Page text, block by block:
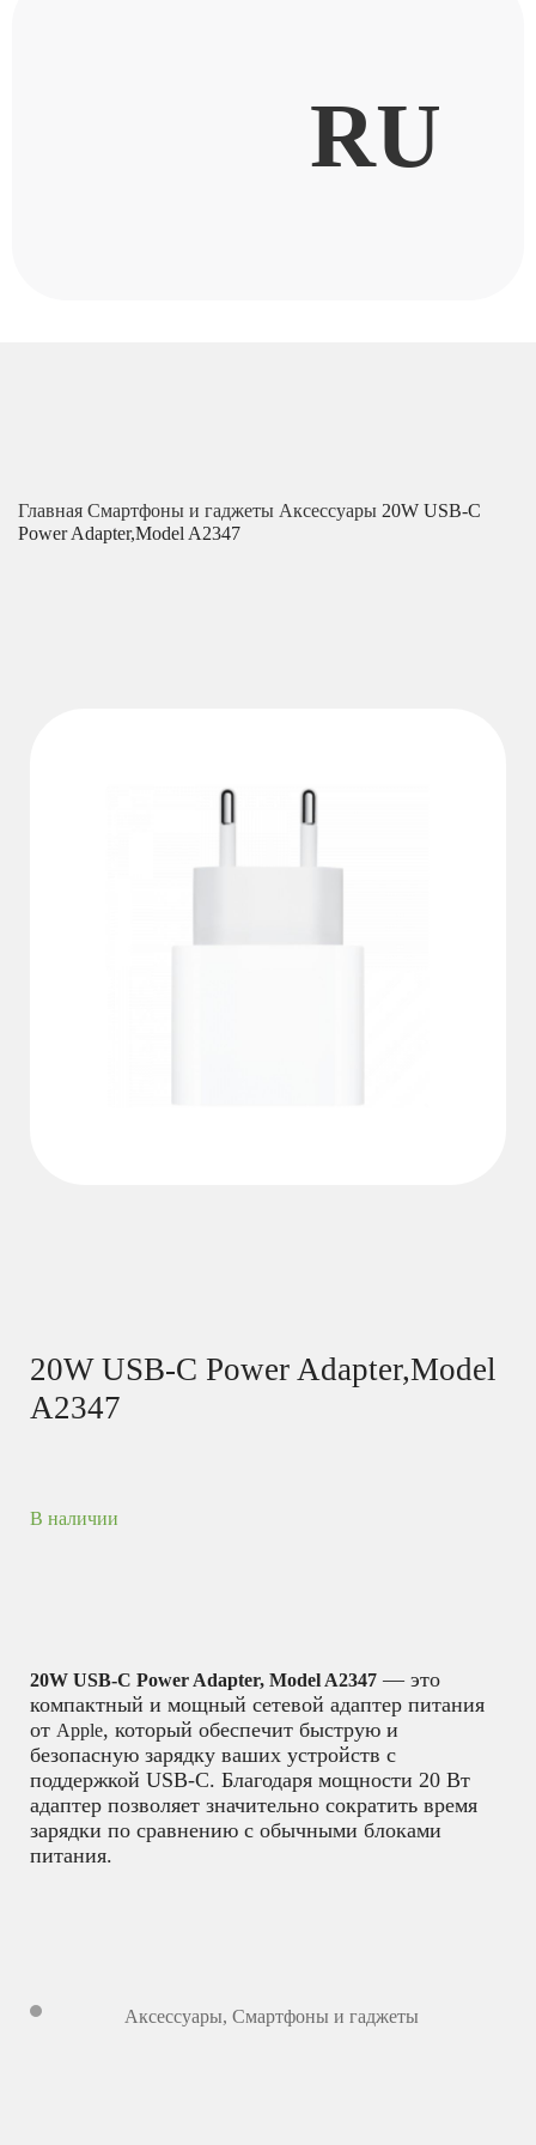
RU
Главная Смартфоны и гаджеты Аксессуары 20W USB-C
Power Adapter,Model A2347
20W USB-C Power Adapter,Model
A2347
В наличии
20W USB-C Power Adapter, Model A2347 — это
компактный и мощный сетевой адаптер питания
от Apple, который обеспечит быструю и
безопасную зарядку ваших устройств с
поддержкой USB-C. Благодаря мощности 20 Вт
адаптер позволяет значительно сократить время
зарядки по сравнению с обычными блоками
питания.
Аксессуары, Смартфоны и гаджеты